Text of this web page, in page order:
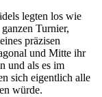
legten los wie
Turnier,
präzisen
und Mitte ihr
und als es im
sich eigentlich alle
würde.